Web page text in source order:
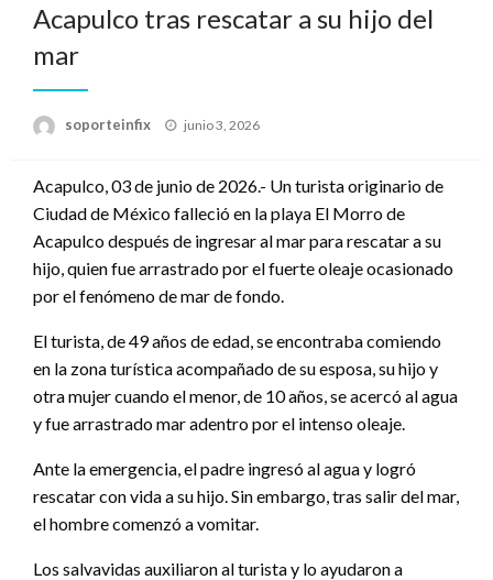
Acapulco tras rescatar a su hijo del
mar
soporteinfix
Publicado
junio 3, 2026
Acapulco, 03 de junio de 2026.- Un turista originario de
Ciudad de México falleció en la playa El Morro de
Acapulco después de ingresar al mar para rescatar a su
hijo, quien fue arrastrado por el fuerte oleaje ocasionado
por el fenómeno de mar de fondo.
El turista, de 49 años de edad, se encontraba comiendo
en la zona turística acompañado de su esposa, su hijo y
otra mujer cuando el menor, de 10 años, se acercó al agua
y fue arrastrado mar adentro por el intenso oleaje.
Ante la emergencia, el padre ingresó al agua y logró
rescatar con vida a su hijo. Sin embargo, tras salir del mar,
el hombre comenzó a vomitar.
Los salvavidas auxiliaron al turista y lo ayudaron a